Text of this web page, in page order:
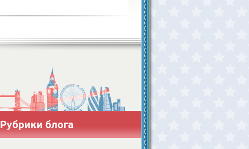
Рубрики блога